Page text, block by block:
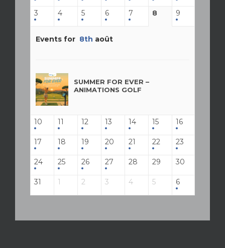
3 4 5 6 7 8 9
Events for 8th août
SUMMER FOR EVER –
ANIMATIONS GOLF
10 11 12 13 14 15 16
17 18 19 20 21 22 23
24 25 26 27 28 29 30
31 1 2 3 4 5 6